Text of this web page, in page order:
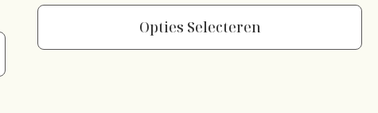
Opties Selecteren